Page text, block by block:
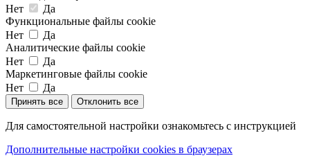
Нет
Да
Функциональные файлы cookie
Нет
Да
Аналитические файлы cookie
Нет
Да
Маркетинговые файлы cookie
Нет
Да
Принять все Отклонить все
Для самостоятельной настройки ознакомьтесь с инструкцией
Дополнительные настройки cookies в браузерах